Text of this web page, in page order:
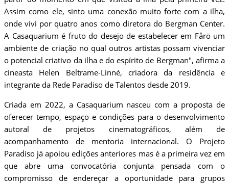
Assim como ele, sinto uma conexão muito forte com a ilha,
onde vivi por quatro anos como diretora do Bergman Center.
A Casaquarium é fruto do desejo de estabelecer em Fårö um
ambiente de criação no qual outros artistas possam vivenciar
o potencial criativo da ilha e do espírito de Bergman", afirma a
cineasta Helen Beltrame-Linné, criadora da residência e
integrante da Rede Paradiso de Talentos desde 2019.
Criada em 2022, a Casaquarium nasceu com a proposta de
oferecer tempo, espaço e condições para o desenvolvimento
autoral de projetos cinematográficos, além de
acompanhamento de mentoria internacional. O Projeto
Paradiso já apoiou edições anteriores mas é a primeira vez em
que abre uma convocatória conjunta pensada com o
compromisso de endereçar a oportunidade para grupos